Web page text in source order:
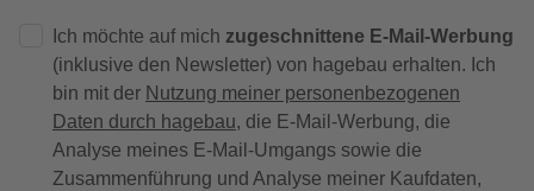
Ich möchte auf mich zugeschnittene E-Mail-Werbung
(inklusive den Newsletter) von hagebau erhalten. Ich
bin mit der Nutzung meiner personenbezogenen
Daten durch hagebau, die E-Mail-Werbung, die
Analyse meines E-Mail-Umgangs sowie die
Zusammenführung und Analyse meiner Kaufdaten,